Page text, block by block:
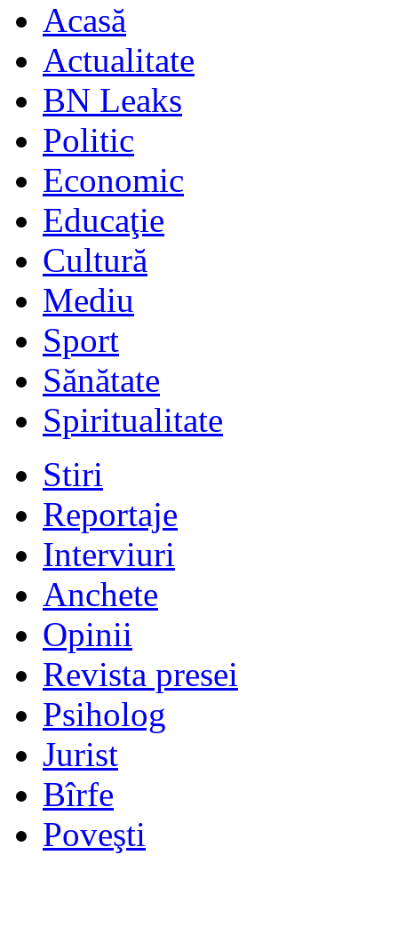
Acasă
Actualitate
BN Leaks
Politic
Economic
Educaţie
Cultură
Mediu
Sport
Sănătate
Spiritualitate
Stiri
Reportaje
Interviuri
Anchete
Opinii
Revista presei
Psiholog
Jurist
Bîrfe
Poveşti